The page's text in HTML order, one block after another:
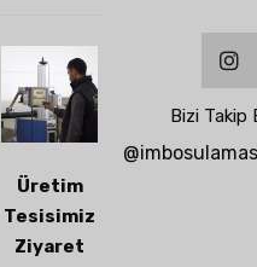
Üretim
Tesisimiz
Ziyaret
Bizi Takip